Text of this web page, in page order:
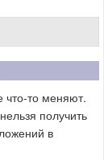
что-то меняют.
получить
в